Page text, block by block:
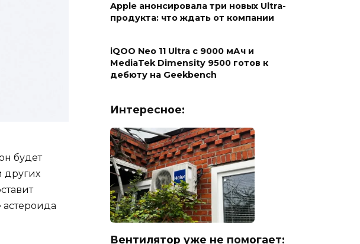
будет
других
Apple анонсировала три новых Ultra-
продукта: что ждать от компании
iQOO Neo 11 Ultra с 9000 мАч и
MediaTek Dimensity 9500 готов к
дебюту на Geekbench
Интересное:
Вентилятор уже не помогает: